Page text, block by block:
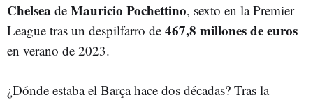
Chelsea de Mauricio Pochettino, sexto en la Premier
League tras un despilfarro de 467,8 millones de euros
en verano de 2023.
¿Dónde estaba el Barça hace dos décadas? Tras la